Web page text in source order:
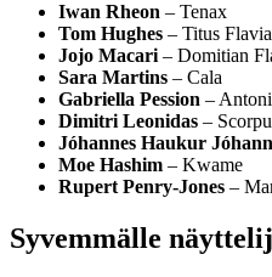
Iwan Rheon – Tenax
Tom Hughes – Titus
Jojo Macari – Domitian
Sara Martins – Cala
Gabriella Pession –
Dimitri Leonidas –
Jóhannes Haukur
Moe Hashim – Kwame
Rupert Penry-Jones –
Syvemmälle